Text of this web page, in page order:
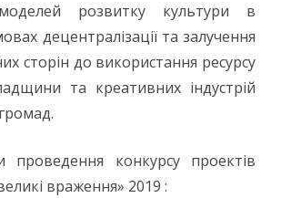
розвитку культури в
децентралізації та залучення
сторін до використання ресурсу
та креативних індустрій
проведення конкурсу проектів
враження» 2019 :